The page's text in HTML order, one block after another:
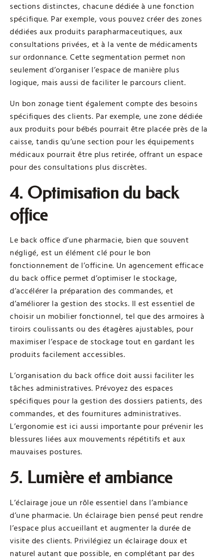
sections distinctes, chacune dédiée à une fonction
spécifique. Par exemple, vous pouvez créer des zones
dédiées aux produits parapharmaceutiques, aux
consultations privées, et à la vente de médicaments
sur ordonnance. Cette segmentation permet non
seulement d’organiser l’espace de manière plus
logique, mais aussi de faciliter le parcours client.
Un bon zonage tient également compte des besoins
spécifiques des clients. Par exemple, une zone dédiée
aux produits pour bébés pourrait être placée près de la
caisse, tandis qu’une section pour les équipements
médicaux pourrait être plus retirée, offrant un espace
pour des consultations plus discrètes.
4. Optimisation du back
office
Le back office d’une pharmacie, bien que souvent
négligé, est un élément clé pour le bon
fonctionnement de l’officine. Un agencement efficace
du back office permet d’optimiser le stockage,
d’accélérer la préparation des commandes, et
d’améliorer la gestion des stocks. Il est essentiel de
choisir un mobilier fonctionnel, tel que des armoires à
tiroirs coulissants ou des étagères ajustables, pour
maximiser l’espace de stockage tout en gardant les
produits facilement accessibles.
L’organisation du back office doit aussi faciliter les
tâches administratives. Prévoyez des espaces
spécifiques pour la gestion des dossiers patients, des
commandes, et des fournitures administratives.
L’ergonomie est ici aussi importante pour prévenir les
blessures liées aux mouvements répétitifs et aux
mauvaises postures.
5. Lumière et ambiance
L’éclairage joue un rôle essentiel dans l’ambiance
d’une pharmacie. Un éclairage bien pensé peut rendre
l’espace plus accueillant et augmenter la durée de
visite des clients. Privilégiez un éclairage doux et
naturel autant que possible, en complétant par des